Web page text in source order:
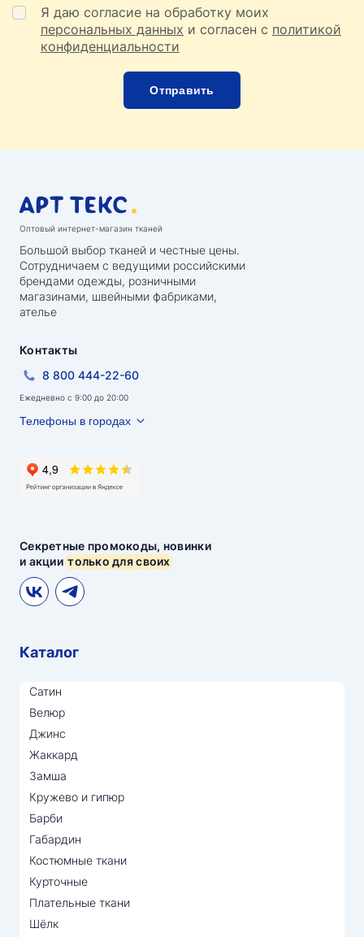
Я даю согласие на обработку моих
персональных данных и согласен с политикой
конфиденциальности
Оптовый интернет-магазин тканей
Большой выбор тканей и честные цены.
Сотрудничаем с ведущими российскими
брендами одежды, розничными
магазинами, швейными фабриками,
ателье
Секретные промокоды, новинки
и акциитолько для своих
Контакты
8 800 444-22-60
Ежедневно с 9:00 до 20:00
Телефоны в городах
Каталог
Сатин
Велюр
Джинс
Жаккард
Замша
Кружево и гипюр
Барби
Габардин
Костюмные ткани
Курточные
Плательные ткани
Шёлк